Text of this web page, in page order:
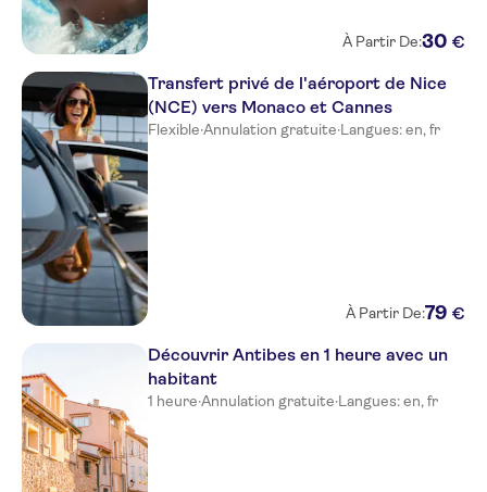
The Jay Hotel by HappyCulture
Radisson Blu Hotel, Nice
Villa Otero by HappyCulture
Hotel Lafayette Nice
Mercure Nice Marche aux
Fleurs
easyHotel Nice Palais des
Congres Vieux Nice
Le Meridien Nice
Nice Excelsior Hotel
Hotel de la Mer
Hotel Bristol
Hotel Villa La Tour
À Partir De:30 €
Transfert privé de l'aéroport de Nice
(NCE) vers Monaco et Cannes
Flexible·Annulation gratuite·Langues: en, fr
À Partir De:79 €
Découvrir Antibes en 1 heure avec un
habitant
1 heure·Annulation gratuite·Langues: en, fr